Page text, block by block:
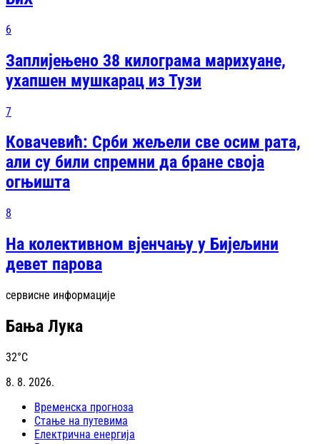
6
Заплијењено 38 килограма марихуане,
ухапшен мушкарац из Тузи
7
Ковачевић: Срби жељели све осим рата,
али су били спремни да бране своја
огњишта
8
На колективном вјенчању у Бијељини
девет парова
сервисне информације
Бања Лука
32°C
8. 8. 2026.
Временска прогноза
Стање на путевима
Електрична енергија